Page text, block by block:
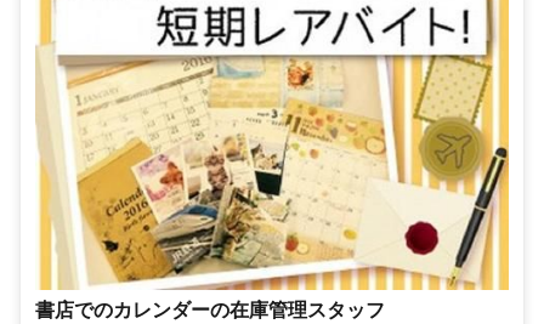
書店でのカレンダーの在庫管理スタッフ